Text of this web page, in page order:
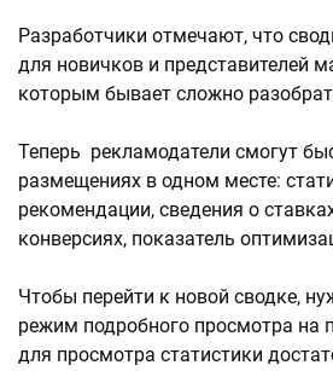
Разработчики отмечают, что
для новичков и представителей
которым бывает сложно
Теперь рекламодатели смогут
размещениях в одном месте:
рекомендации, сведения о
конверсиях, показатель
Чтобы перейти к новой сводке,
режим подробного просмотра на
для просмотра статистики